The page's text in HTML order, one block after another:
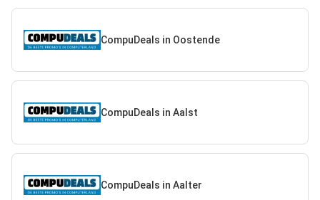
CompuDeals in Oostende
CompuDeals in Aalst
CompuDeals in Aalter